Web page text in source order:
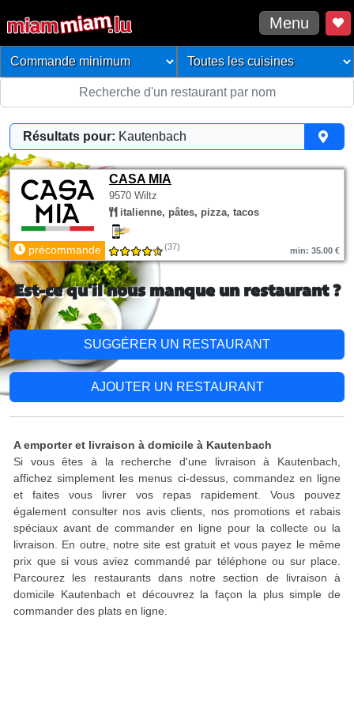
Menu
Résultats pour: Kautenbach
CASA MIA
9570 Wiltz
italienne, pâtes, pizza, tacos
précommande (37) min: 35.00 €
Est-ce qu'il nous manque un restaurant ?
SUGGÉRER UN RESTAURANT
AJOUTER UN RESTAURANT
A emporter et livraison à domicile à Kautenbach
Si vous êtes à la recherche d'une livraison à Kautenbach,
affichez simplement les menus ci-dessus, commandez en ligne
et faites vous livrer vos repas rapidement. Vous pouvez
également consulter nos avis clients, nos promotions et rabais
spéciaux avant de commander en ligne pour la collecte ou la
livraison. En outre, notre site est gratuit et vous payez le même
prix que si vous aviez commandé par téléphone ou sur place.
Parcourez les restaurants dans notre section de livraison à
domicile Kautenbach et découvrez la façon la plus simple de
commander des plats en ligne.